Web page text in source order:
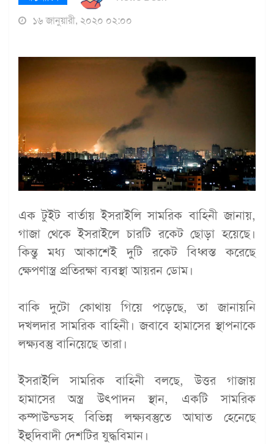
১৬ জানুয়ারী, ২০২০ ০২:০০
এক টুইট বার্তায় ইসরাইলি সামরিক বাহিনী জানায়,
গাজা থেকে ইসরাইলে চারটি রকেট ছোড়া হয়েছে।
কিন্তু মধ্য আকাশেই দুটি রকেট বিধ্বস্ত করেছে
ক্ষেপণাস্ত্র প্রতিরক্ষা ব্যবস্থা আয়রন ডোম।
বাকি দুটো কোথায় গিয়ে পড়েছে, তা জানায়নি
দখলদার সামরিক বাহিনী। জবাবে হামাসের স্থাপনাকে
লক্ষ্যবস্তু বানিয়েছে তারা।
ইসরাইলি সামরিক বাহিনী বলছে, উত্তর গাজায়
হামাসের অস্ত্র উৎপাদন স্থান, একটি সামরিক
কম্পাউন্ডসহ বিভিন্ন লক্ষ্যবস্তুতে আঘাত হেনেছে
ইহুদিবাদী দেশটির যুদ্ধবিমান।